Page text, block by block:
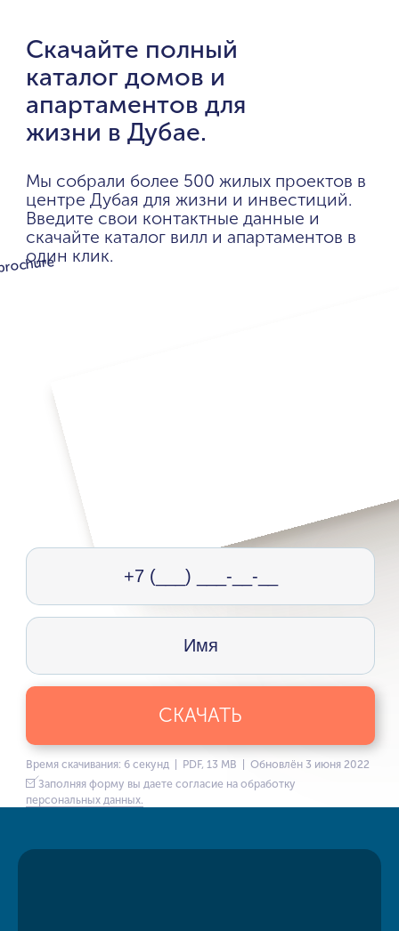
Скачайте полный
каталог домов и
апартаментов для
жизни в Дубае.
Мы собрали более 500 жилых проектов в
центре Дубая для жизни и инвестиций.
Введите свои контактные данные и
скачайте каталог вилл и апартаментов в
один клик.
СКАЧАТЬ
Время скачивания: 6 секунд | PDF, 13 MB | Обновлён 3 июня 2022
Заполняя форму вы даете согласие на обработку
персональных данных.